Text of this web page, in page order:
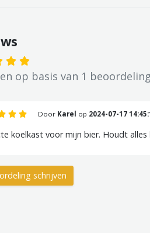
op basis van 1
Door Karel op 2024-07-17
koelkast voor mijn bier. Houdt alles
schrijven